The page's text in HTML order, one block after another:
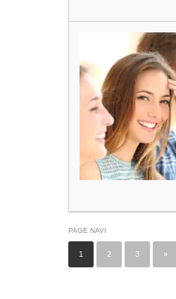
PAGE NAVI
1 2 3 »